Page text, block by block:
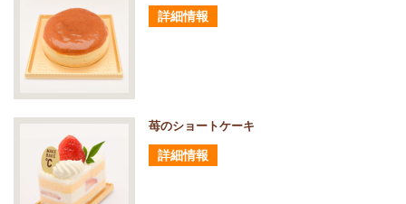
詳細情報
苺のショートケーキ
詳細情報